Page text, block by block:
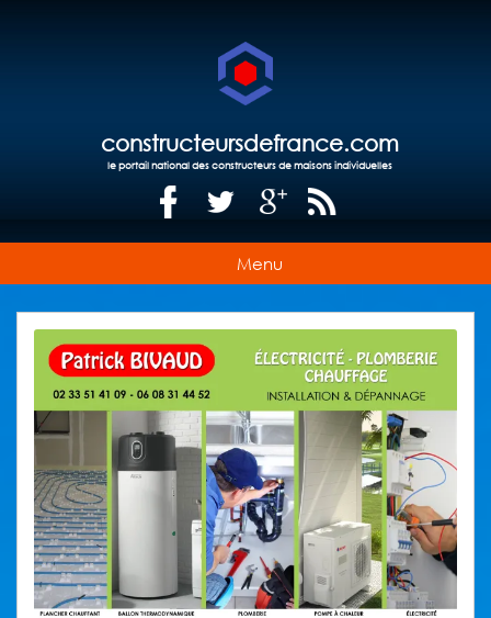
constructeursdefrance.com
le portail national des constructeurs de maisons individuelles
Menu